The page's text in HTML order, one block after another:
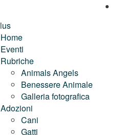
Home
Eventi
Rubriche
Animals Angels
Benessere Animale
Galleria fotografica
Adozioni
Cani
Gatti